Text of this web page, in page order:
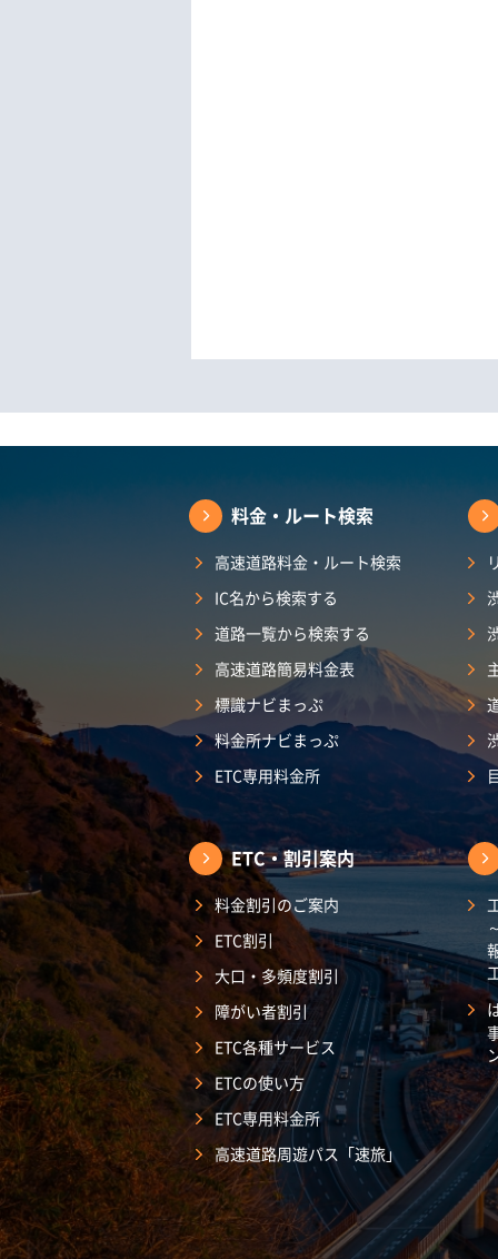
料金・ルート検索
高速道路料金・ルート検索
IC名から検索する
道路一覧から検索する
高速道路簡易料金表
標識ナビまっぷ
料金所ナビまっぷ
ETC専用料金所
ETC・割引案内
料金割引のご案内
ETC割引
大口・多頻度割引
障がい者割引
ETC各種サービス
ETCの使い方
ETC専用料金所
高速道路周遊パス「速旅」